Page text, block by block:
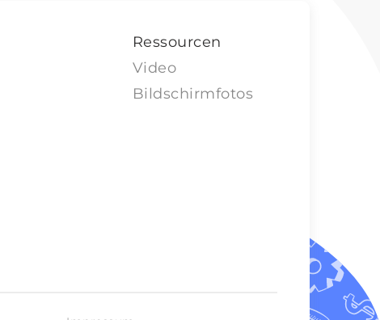
Ressourcen
Video
Bildschirmfotos